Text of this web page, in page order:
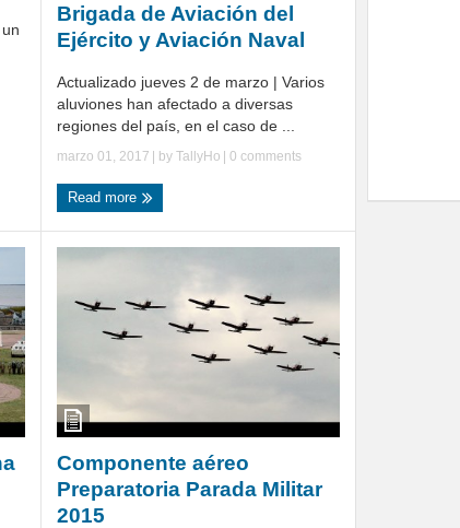
Brigada de Aviación del
Ejército y Aviación Naval
Actualizado jueves 2 de marzo | Varios
aluviones han afectado a diversas
regiones del país, en el caso de ...
marzo 01, 2017 | by TallyHo | 0 comments
Read more
Componente aéreo
Preparatoria Parada Militar
2015